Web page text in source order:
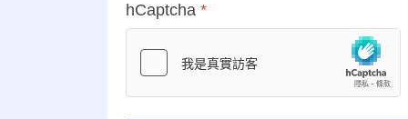
hCaptcha *